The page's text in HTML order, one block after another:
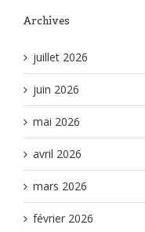
Archives
juillet 2026
juin 2026
mai 2026
avril 2026
mars 2026
février 2026